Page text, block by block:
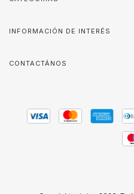
INFORMACIÓN DE INTERÉS
CONTACTÁNOS